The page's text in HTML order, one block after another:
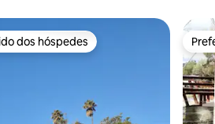
preferidos dos hóspedes
dos hóspedes